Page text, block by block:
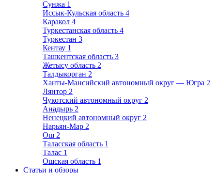
Сунжа 1
Иссык-Кульская область 4
Каракол 4
Туркестанская область 4
Туркестан 3
Кентау 1
Ташкентская область 3
Жетысу область 2
Талдыкорган 2
Ханты-Мансийский автономный округ — Югра 2
Лянтор 2
Чукотский автономный округ 2
Анадырь 2
Ненецкий автономный округ 2
Нарьян-Мар 2
Ош 2
Таласская область 1
Талас 1
Ошская область 1
Статьи и обзоры